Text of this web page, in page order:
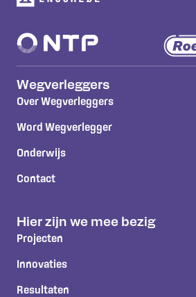
Wegverleggers
Over Wegverleggers
Word Wegverlegger
Onderwijs
Contact
Hier zijn we mee bezig
Projecten
Innovaties
Resultaten